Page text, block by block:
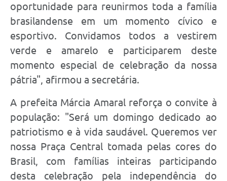
oportunidade para reunirmos toda a família
brasilandense em um momento cívico e
esportivo. Convidamos todos a vestirem
verde e amarelo e participarem deste
momento especial de celebração da nossa
pátria", afirmou a secretária.
A prefeita Márcia Amaral reforça o convite à
população: "Será um domingo dedicado ao
patriotismo e à vida saudável. Queremos ver
nossa Praça Central tomada pelas cores do
Brasil, com famílias inteiras participando
desta celebração pela independência do